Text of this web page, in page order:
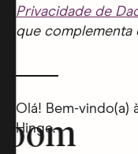
Privacidade de
que complementa
Olá! Bem-vindo(a)
Hinge.